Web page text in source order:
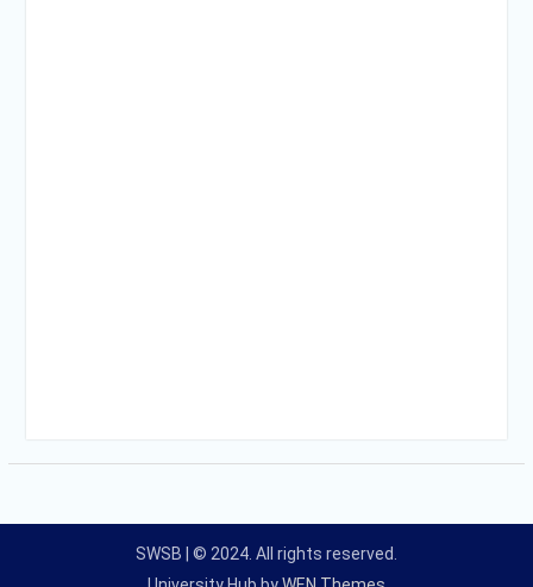
SWSB | © 2024. All rights reserved.